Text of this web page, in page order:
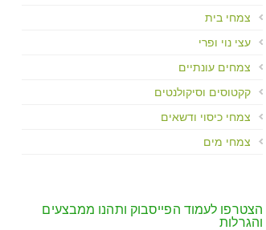
צמחי בית
עצי נוי ופרי
צמחים עונתיים
קקטוסים וסיקולנטים
צמחי כיסוי ודשאים
צמחי מים
הצטרפו לעמוד הפייסבוק ותהנו ממבצעים
והגרלות